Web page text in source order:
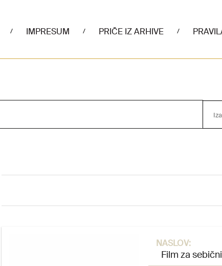
/ IMPRESUM / PRIČE IZ ARHIVE /
NASLOV:
Film za